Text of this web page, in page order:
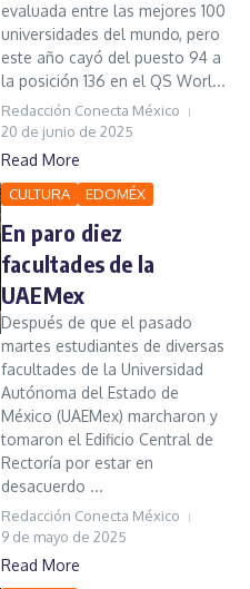
evaluada entre las mejores 100
universidades del mundo, pero
este año cayó del puesto 94 a
la posición 136 en el QS Worl...
Redacción Conecta México
20 de junio de 2025
Read More
CULTURA EDOMÉX
En paro diez
facultades de la
UAEMex
Después de que el pasado
martes estudiantes de diversas
facultades de la Universidad
Autónoma del Estado de
México (UAEMex) marcharon y
tomaron el Edificio Central de
Rectoría por estar en
desacuerdo ...
Redacción Conecta México
9 de mayo de 2025
Read More